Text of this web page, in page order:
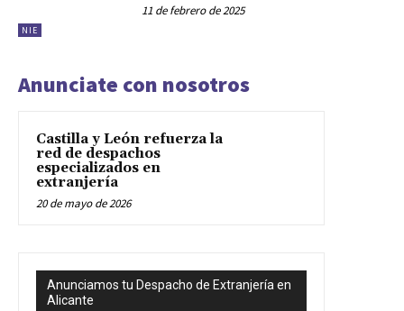
NIE
11 de febrero de 2025
Anunciate con nosotros
Castilla y León refuerza la
red de despachos
especializados en
extranjería
20 de mayo de 2026
Anunciamos tu Despacho de Extranjería en
Alicante